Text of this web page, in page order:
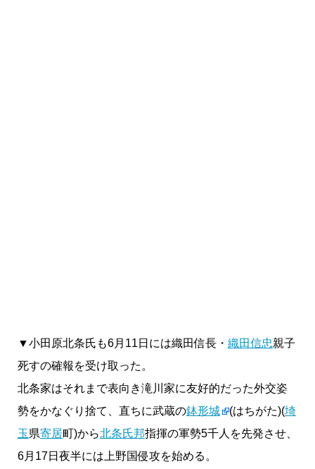
▼小田原北条氏も6月11日には織田信長・ 織田信忠親子
死すの確報を受け取った。
北条家はそれまで表向き滝川家に友好的だった外交姿
勢をかなぐり捨て、直ちに武蔵の鉢形城 (はちがた)(埼
玉県寄居町)から北条氏邦指揮の軍勢5千人を先発させ、
6月17日夜半には上野国侵攻を始める。